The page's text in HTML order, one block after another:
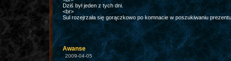
Dziś był jeden z tych dni.
<br>
Sul rozejrzała się gorączkowo po komnacie w poszukiwaniu
Awanse
2009-04-05